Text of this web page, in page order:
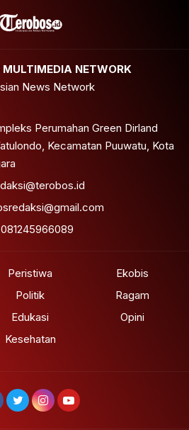
MULTIMEDIA NETWORK
News Network
Perumahan Green Dirland
Kecamatan Puuwatu, Kota
081245966089
Peristiwa
Politik
Edukasi
Kesehatan
Ekobis
Ragam
Opini